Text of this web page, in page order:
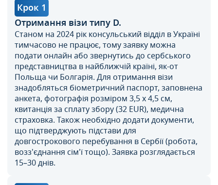
Крок 1
Отримання візи типу D.
Станом на 2024 рік консульський відділ в Україні
тимчасово не працює, тому заявку можна
подати онлайн або звернутись до сербського
представництва в найближчій країні, як-от
Польща чи Болгарія. Для отримання візи
знадобляться біометричний паспорт, заповнена
анкета, фотографія розміром 3,5 х 4,5 см,
квитанція за сплату збору (32 EUR), медична
страховка. Також необхідно додати документи,
що підтверджують підстави для
довгострокового перебування в Сербії (робота,
возз'єднання сім'ї тощо). Заявка розглядається
15–30 днів.